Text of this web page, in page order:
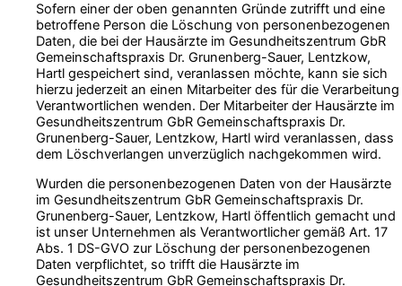
Sofern einer der oben genannten Gründe zutrifft und eine
betroffene Person die Löschung von personenbezogenen
Daten, die bei der Hausärzte im Gesundheitszentrum GbR
Gemeinschaftspraxis Dr. Grunenberg-Sauer, Lentzkow,
Hartl gespeichert sind, veranlassen möchte, kann sie sich
hierzu jederzeit an einen Mitarbeiter des für die Verarbeitung
Verantwortlichen wenden. Der Mitarbeiter der Hausärzte im
Gesundheitszentrum GbR Gemeinschaftspraxis Dr.
Grunenberg-Sauer, Lentzkow, Hartl wird veranlassen, dass
dem Löschverlangen unverzüglich nachgekommen wird.
Wurden die personenbezogenen Daten von der Hausärzte
im Gesundheitszentrum GbR Gemeinschaftspraxis Dr.
Grunenberg-Sauer, Lentzkow, Hartl öffentlich gemacht und
ist unser Unternehmen als Verantwortlicher gemäß Art. 17
Abs. 1 DS-GVO zur Löschung der personenbezogenen
Daten verpflichtet, so trifft die Hausärzte im
Gesundheitszentrum GbR Gemeinschaftspraxis Dr.